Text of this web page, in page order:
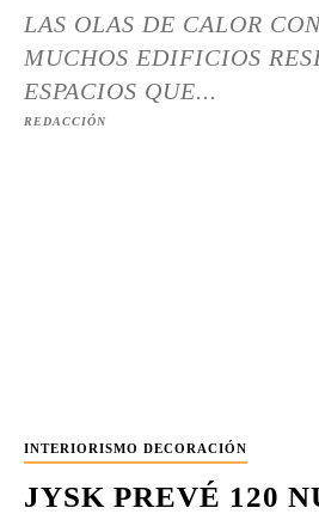
LAS OLAS DE CALOR
MUCHOS EDIFICIOS
ESPACIOS QUE...
REDACCIÓN
INTERIORISMO DECORACIÓN
JYSK PREVÉ 120